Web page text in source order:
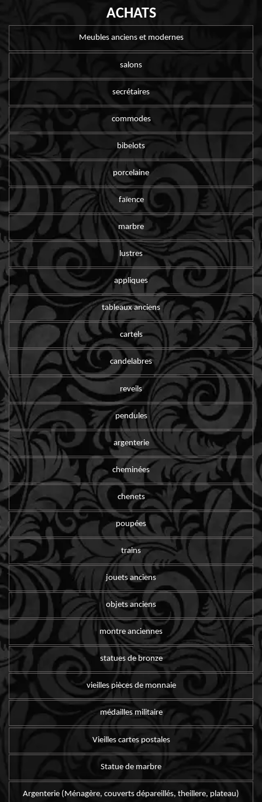
ACHATS
Meubles anciens et modernes
salons
secrétaires
commodes
bibelots
porcelaine
faïence
marbre
lustres
appliques
tableaux anciens
cartels
candelabres
reveils
pendules
argenterie
cheminées
chenets
poupées
trains
jouets anciens
objets anciens
montre anciennes
statues de bronze
vieilles pièces de monnaie
médailles militaire
Vieilles cartes postales
Statue de marbre
Argenterie (Ménagère, couverts dépareillés, theillere, plateau)